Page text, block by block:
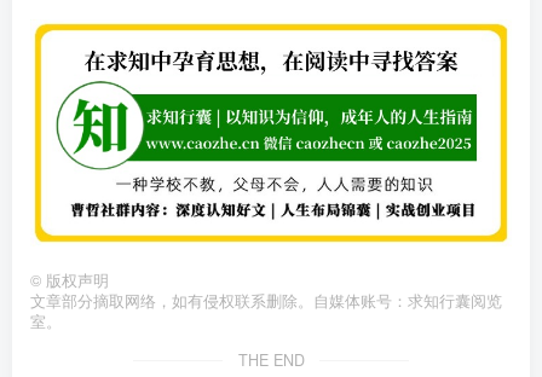
© 版权声明
文章部分摘取网络，如有侵权联系删除。自媒体账号：求知行囊阅览
室。
THE END